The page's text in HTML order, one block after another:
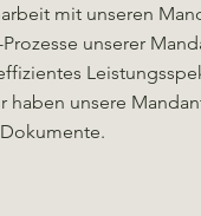
mit unseren
Prozesse unserer
haben unsere